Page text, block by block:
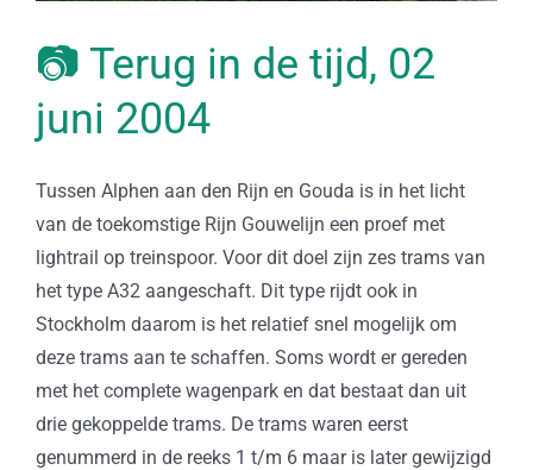
📷 Terug in de tijd, 02
juni 2004
Tussen Alphen aan den Rijn en Gouda is in het licht
van de toekomstige Rijn Gouwelijn een proef met
lightrail op treinspoor. Voor dit doel zijn zes trams van
het type A32 aangeschaft. Dit type rijdt ook in
Stockholm daarom is het relatief snel mogelijk om
deze trams aan te schaffen. Soms wordt er gereden
met het complete wagenpark en dat bestaat dan uit
drie gekoppelde trams. De trams waren eerst
genummerd in de reeks 1 t/m 6 maar is later gewijzigd